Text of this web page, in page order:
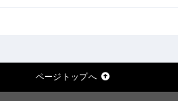
ページトップへ